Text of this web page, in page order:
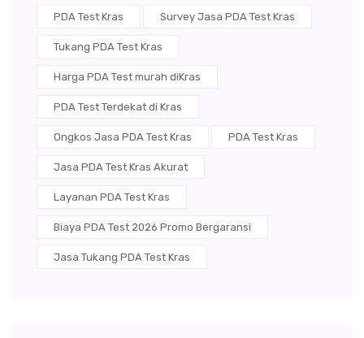
PDA Test Kras Survey Jasa PDA Test Kras
Tukang PDA Test Kras
Harga PDA Test murah diKras
PDA Test Terdekat di Kras
Ongkos Jasa PDA Test Kras PDA Test Kras
Jasa PDA Test Kras Akurat
Layanan PDA Test Kras
Biaya PDA Test 2026 Promo Bergaransi
Jasa Tukang PDA Test Kras